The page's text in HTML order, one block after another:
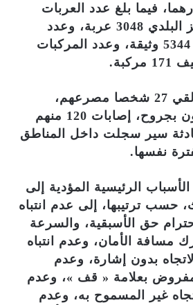
آلاف و025 درهما، فيما بلغ عدد العربات
الموضوعة بالمحجز البلدي 3048 عربة، وعدد
الوثائق المسحوبة 5344 وثيقة، وعدد المركبات
في سياق متصل، لقي 27 شخصا مصرعهم،
وأصيب 2215 آخرون بجروح، إصابات 120 منهم
في 1580 حادثة سير سجلت داخل المناطق
نفسها.
الرئيسية المؤدية إلى
حسب ترتيبها، إلى عدم انتباه
حق الأسبقية، والسرعة
مسافة الأمان، وعدم انتباه
بدون إشارة، وعدم
بعلامة « قف »، وعدم
غير المسموح به، وعدم